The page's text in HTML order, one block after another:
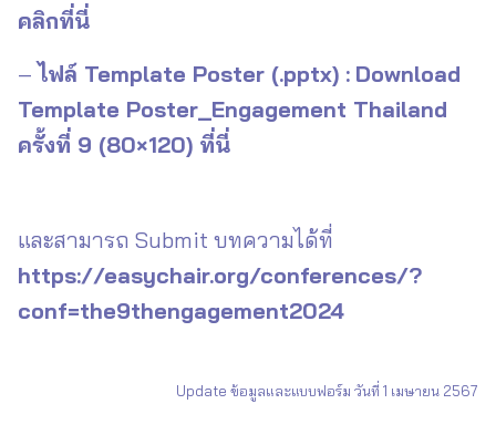
คลิกที่นี่
–ไฟล์ Template Poster (.pptx) : Download
Template Poster_Engagement Thailand
ครั้งที่ 9 (80×120) ที่นี่
และสามารถ Submit บทความได้ที่
https://easychair.org/conferences/?
conf=the9thengagement2024
Update ข้อมูลและแบบฟอร์ม วันที่ 1 เมษายน 2567